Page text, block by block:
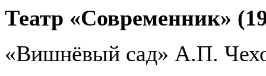
Театр «Современник»
«Вишнёвый сад» А.П.